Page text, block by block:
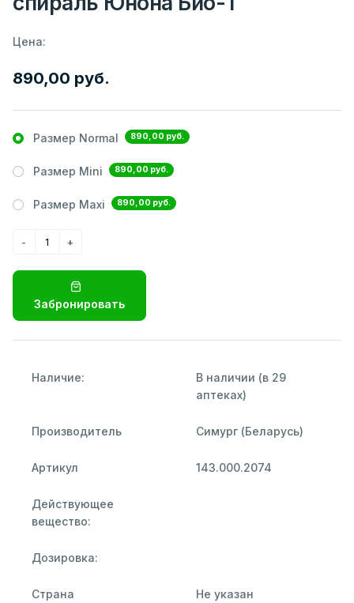
Цена:
890,00 руб.
Размер Normal 890,00 руб.
Размер Mini 890,00 руб.
Размер Maxi 890,00 руб.
Забронировать
Наличие:
В наличии (в 29
аптеках)
Производитель Симург (Беларусь)
Артикул 143.000.2074
Действующее
вещество:
Дозировка:
Страна
Не указан